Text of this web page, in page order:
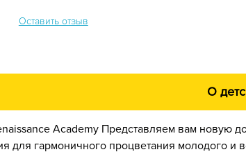
Оставить отзыв
О
Academy Представляем вам новую
для гармоничного процветания молодого и